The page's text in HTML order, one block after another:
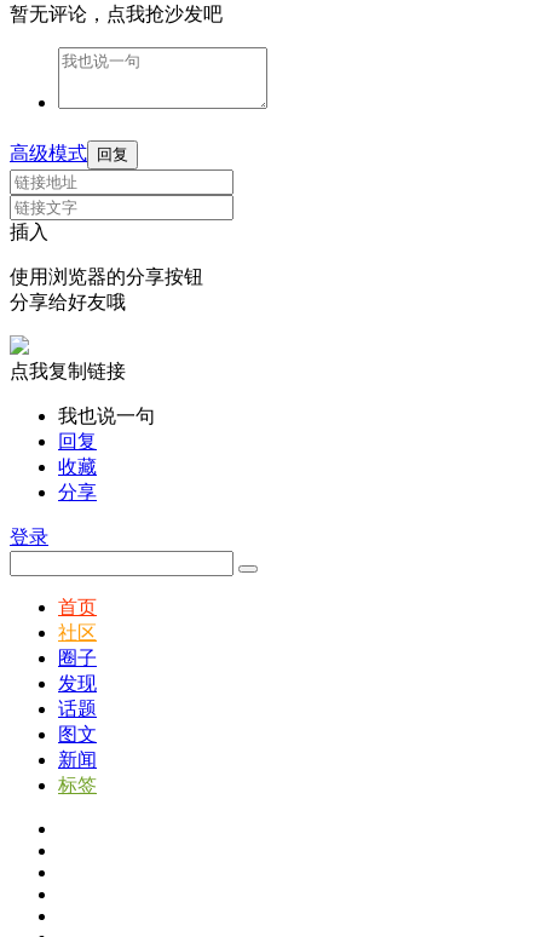
暂无评论，点我抢沙发吧
高级模式 回复
插入
使用浏览器的分享按钮
分享给好友哦
点我复制链接
我也说一句
回复
收藏
分享
登录
首页
社区
圈子
发现
话题
图文
新闻
标签